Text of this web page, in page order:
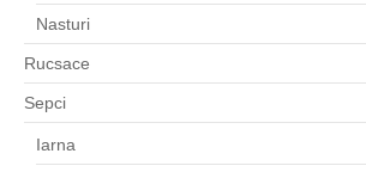
Nasturi
Rucsace
Sepci
Iarna